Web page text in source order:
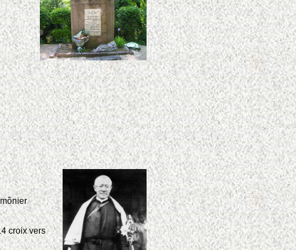
croix vers